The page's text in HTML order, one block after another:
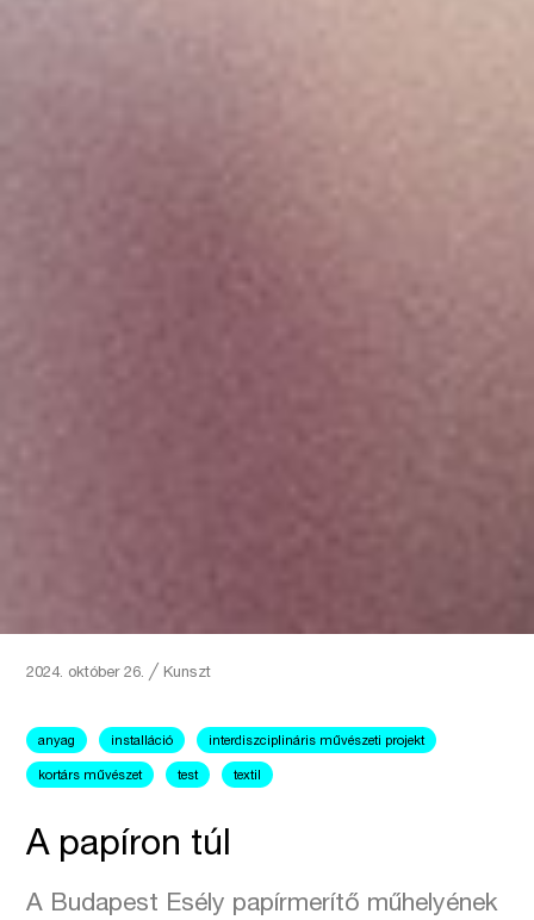
2024. október 26.╱ Kunszt
anyag installáció interdiszciplináris művészeti projekt
kortárs művészet test textil
A papíron túl
A Budapest Esély papírmerítő műhelyének